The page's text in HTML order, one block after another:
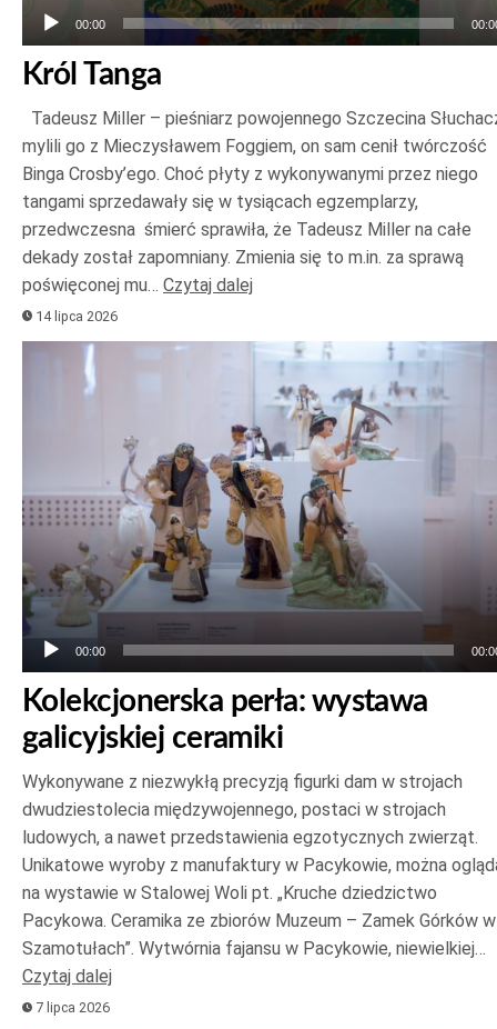
00:00
Król Tanga
Tadeusz Miller – pieśniarz powojennego Szczecina
mylili go z Mieczysławem Foggiem, on sam cenił twórczość
Binga Crosby’ego. Choć płyty z wykonywanymi przez niego
tangami sprzedawały się w tysiącach egzemplarzy,
przedwczesna śmierć sprawiła, że Tadeusz Miller na całe
dekady został zapomniany. Zmienia się to m.in. za sprawą
poświęconej mu… Czytaj dalej
14 lipca 2026
Odtwarzacz
00:00
Kolekcjonerska perła: wystawa
galicyjskiej ceramiki
Wykonywane z niezwykłą precyzją figurki dam w strojach
dwudziestolecia międzywojennego, postaci w strojach
ludowych, a nawet przedstawienia egzotycznych zwierząt.
Unikatowe wyroby z manufaktury w Pacykowie, można
na wystawie w Stalowej Woli pt. „Kruche dziedzictwo
Pacykowa. Ceramika ze zbiorów Muzeum – Zamek Górków w
Szamotułach”. Wytwórnia fajansu w Pacykowie, niewielkiej…
Czytaj dalej
7 lipca 2026